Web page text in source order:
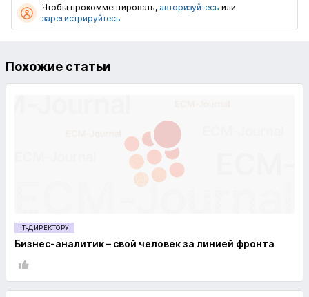
Чтобы прокомментировать, авторизуйтесь или
зарегистрируйтесь
Похожие статьи
IT-ДИРЕКТОРУ
Бизнес-аналитик – свой человек за линией фронта